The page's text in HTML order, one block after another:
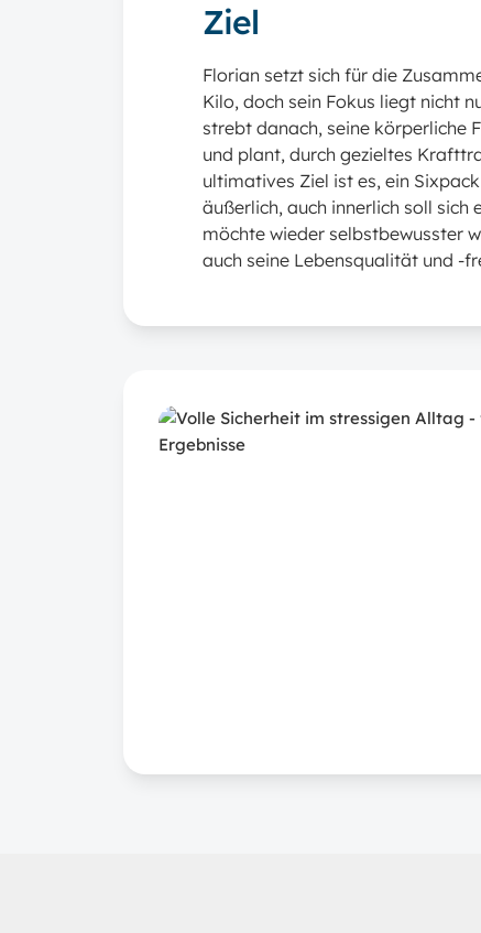
Ziel
Florian setzt sich für die
Kilo, doch sein Fokus liegt nicht
strebt danach, seine körperliche
und plant, durch gezieltes
ultimatives Ziel ist es, ein
äußerlich, auch innerlich soll sich
möchte wieder selbstbewusster
auch seine Lebensqualität und -